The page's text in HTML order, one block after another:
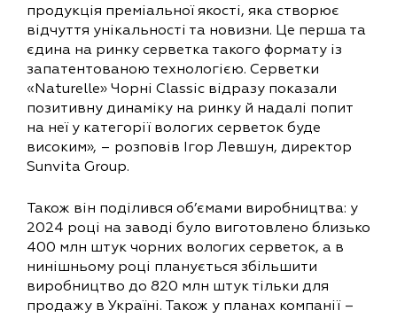
продукція преміальної якості, яка створює
відчуття унікальності та новизни. Це перша та
єдина на ринку серветка такого формату із
запатентованою технологією. Серветки
«Naturelle» Чорні Classic відразу показали
позитивну динаміку на ринку й надалі попит
на неї у категорії вологих серветок буде
високим», – розповів Ігор Левшун, директор
Sunvita Group.
Також він поділився об’ємами виробництва: у
2024 році на заводі було виготовлено близько
400 млн штук чорних вологих серветок, а в
нинішньому році планується збільшити
виробництво до 820 млн штук тільки для
продажу в Україні. Також у планах компанії –